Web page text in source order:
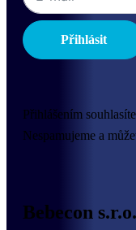
Přihlásit
Přihlášením
Nespamujeme a
Bebecon s.r.o.